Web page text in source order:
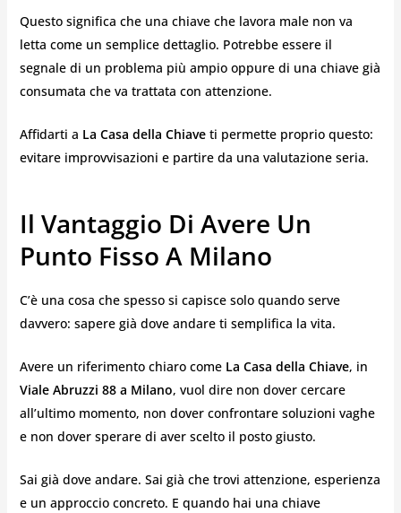
Questo significa che una chiave che lavora male non va
letta come un semplice dettaglio. Potrebbe essere il
segnale di un problema più ampio oppure di una chiave già
consumata che va trattata con attenzione.
Affidarti a La Casa della Chiaveti permette proprio questo:
evitare improvvisazioni e partire da una valutazione seria.
Il Vantaggio Di Avere Un
Punto Fisso A Milano
C’è una cosa che spesso si capisce solo quando serve
davvero: sapere già dove andare ti semplifica la vita.
Avere un riferimento chiaro come La Casa della Chiave, in
Viale Abruzzi 88 a Milano, vuol dire non dover cercare
all’ultimo momento, non dover confrontare soluzioni vaghe
e non dover sperare di aver scelto il posto giusto.
Sai già dove andare. Sai già che trovi attenzione, esperienza
e un approccio concreto. E quando hai una chiave